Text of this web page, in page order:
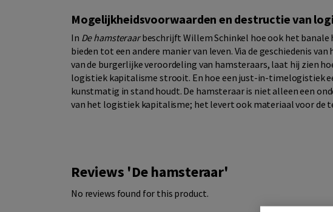
Mogelijkheidsvoorwaarden en destructie van
In De hamsteraarbeschrijft Willem Schinkel hoe ook het
bieden tot een andere manier van leven. Via de geschiedenis
van de burgerlijke veroordeling van hamsteraars, laat hij zien
logistiek kapitalisme strooit. En hoe een just-in-timelogistiek
kunstmatig in stand houdt. De hamsteraar is niet alleen een
van het logistiek kapitalisme; het levert ook materiaal voor de
Reviews 'De hamsteraar'
No reviews found for this product.